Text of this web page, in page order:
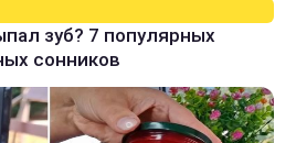
зуб? 7 популярных
сонников